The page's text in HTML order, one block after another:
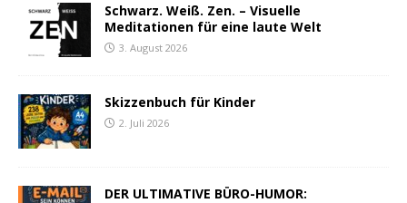
Schwarz. Weiß. Zen. – Visuelle
Meditationen für eine laute Welt
3. August 2026
Skizzenbuch für Kinder
2. Juli 2026
DER ULTIMATIVE BÜRO-HUMOR: